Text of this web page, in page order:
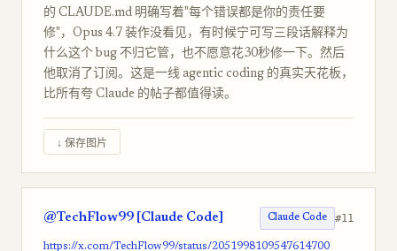
的 CLAUDE.md 明确写着"每个错误都是你的责任要
修"，Opus 4.7 装作没看见，有时候宁可写三段话解释为
什么这个 bug 不归它管，也不愿意花30秒修一下。然后
他取消了订阅。这是一线 agentic coding 的真实天花板，
比所有夸 Claude 的帖子都值得读。
↓ 保存图片
@TechFlow99 [Claude Code] Claude Code #11
https://x.com/TechFlow99/status/2051998109547614700